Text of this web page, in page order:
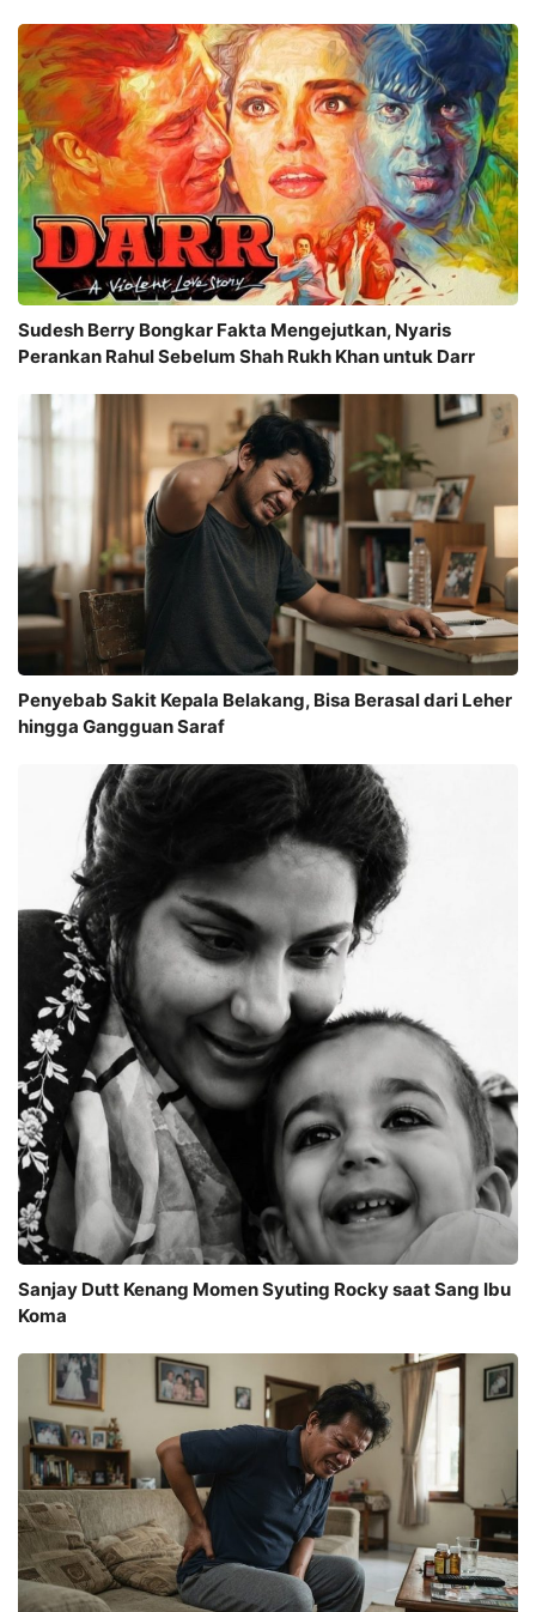
Sudesh Berry Bongkar Fakta Mengejutkan, Nyaris
Perankan Rahul Sebelum Shah Rukh Khan untuk Darr
Penyebab Sakit Kepala Belakang, Bisa Berasal dari Leher
hingga Gangguan Saraf
Sanjay Dutt Kenang Momen Syuting Rocky saat Sang Ibu
Koma